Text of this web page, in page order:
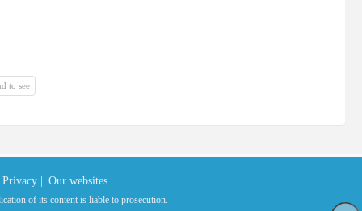
to see
Privacy | Our websites
of its content is liable to prosecution.